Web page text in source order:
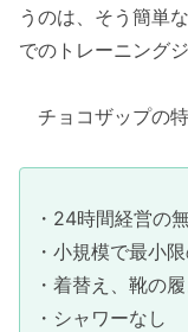
うのは、そう簡単
でのトレーニング
チョコザップの特
・24時間経営の
・小規模で最小
・着替え、靴の
・シャワーなし